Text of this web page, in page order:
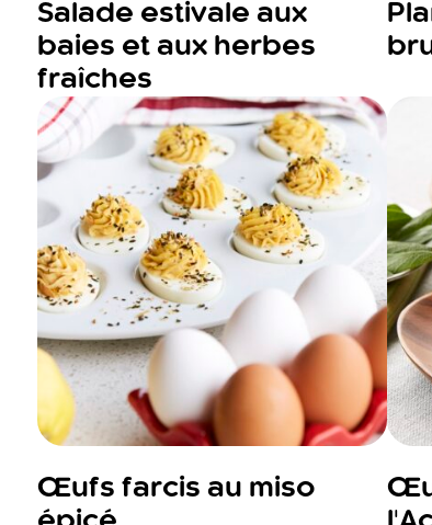
Salade estivale aux
baies et aux herbes
fraîches
Œufs farcis au miso